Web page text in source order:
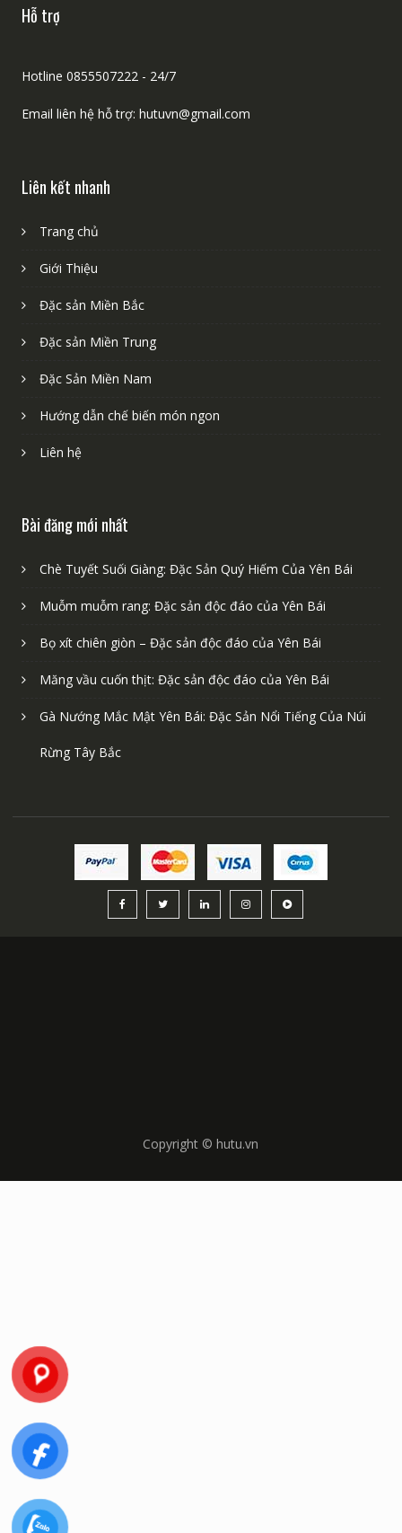
Hỗ trợ
Hotline 0855507222 - 24/7
Email liên hệ hỗ trợ: hutuvn@gmail.com
Liên kết nhanh
Trang chủ
Giới Thiệu
Đặc sản Miền Bắc
Đặc sản Miền Trung
Đặc Sản Miền Nam
Hướng dẫn chế biến món ngon
Liên hệ
Bài đăng mới nhất
Chè Tuyết Suối Giàng: Đặc Sản Quý Hiếm Của Yên Bái
Muỗm muỗm rang: Đặc sản độc đáo của Yên Bái
Bọ xít chiên giòn – Đặc sản độc đáo của Yên Bái
Măng vầu cuốn thịt: Đặc sản độc đáo của Yên Bái
Gà Nướng Mắc Mật Yên Bái: Đặc Sản Nổi Tiếng Của Núi
Rừng Tây Bắc
Copyright © hutu.vn